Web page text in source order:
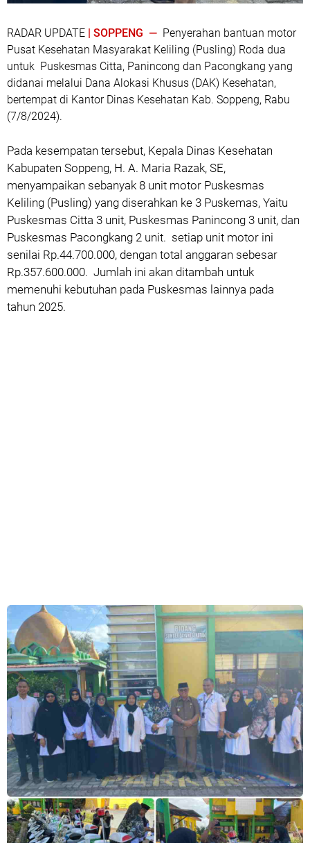
RADAR UPDATE | SOPPENG — Penyerahan bantuan motor
Pusat Kesehatan Masyarakat Keliling (Pusling) Roda dua
untuk Puskesmas Citta, Panincong dan Pacongkang yang
didanai melalui Dana Alokasi Khusus (DAK) Kesehatan,
bertempat di Kantor Dinas Kesehatan Kab. Soppeng, Rabu
(7/8/2024).
Pada kesempatan tersebut, Kepala Dinas Kesehatan
Kabupaten Soppeng, H. A. Maria Razak, SE,
menyampaikan sebanyak 8 unit motor Puskesmas
Keliling (Pusling) yang diserahkan ke 3 Puskemas, Yaitu
Puskesmas Citta 3 unit, Puskesmas Panincong 3 unit, dan
Puskesmas Pacongkang 2 unit. setiap unit motor ini
senilai Rp.44.700.000, dengan total anggaran sebesar
Rp.357.600.000. Jumlah ini akan ditambah untuk
memenuhi kebutuhan pada Puskesmas lainnya pada
tahun 2025.